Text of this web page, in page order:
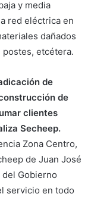
y media
red eléctrica en
dañados
etcétera.
de
de
clientes
Secheep.
Zona Centro,
de Juan José
Gobierno
servicio en todo